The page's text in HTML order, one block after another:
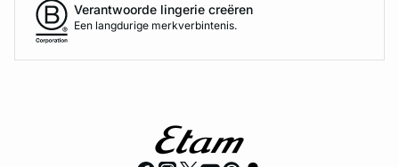
Verantwoorde lingerie creëren
Een langdurige merkverbintenis.